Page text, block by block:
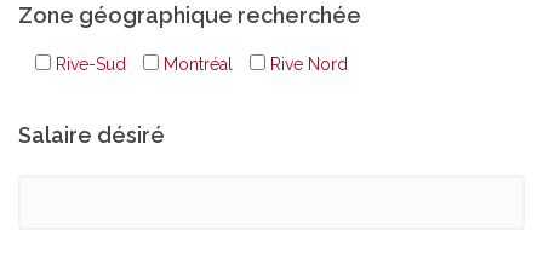
Zone géographique recherchée
Rive-Sud Montréal Rive Nord
Salaire désiré